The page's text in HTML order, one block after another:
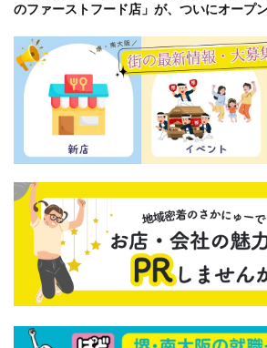
のファーストフード店」が、ついにオープ